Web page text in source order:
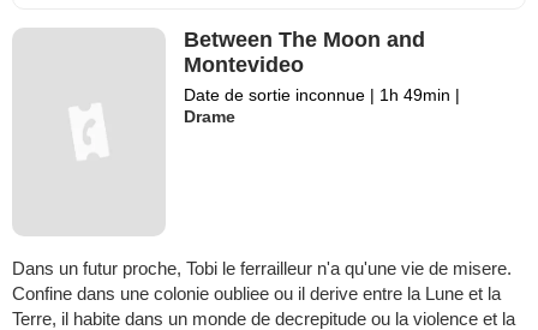
Between The Moon and
Montevideo
Date de sortie inconnue | 1h 49min |
Drame
Dans un futur proche, Tobi le ferrailleur n'a qu'une vie de misere.
Confine dans une colonie oubliee ou il derive entre la Lune et la
Terre, il habite dans un monde de decrepitude ou la violence et la